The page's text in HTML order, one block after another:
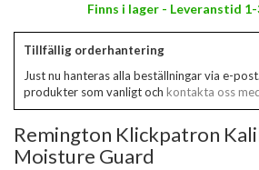
Finns i lager - Leveranstid
Tillfällig orderhantering
Just nu hanteras alla beställningar via e-
produkter som vanligt och kontakta oss
Remington Klickpatron
Moisture Guard